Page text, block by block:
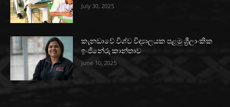
July 30, 2025
කැනඩාවේ විශ්ව විද්‍යාලයක පළමු ශ්‍රීලාංකික
ඉංජිනේරු කාන්තාව
June 10, 2025